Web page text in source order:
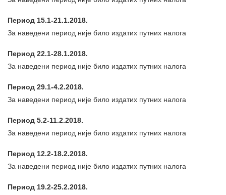
Период 15.1-21.1.2018.
За наведени период није било издатих путних налога
Период 22.1-28.1.2018.
За наведени период није било издатих путних налога
Период 29.1-4.2.2018.
За наведени период није било издатих путних налога
Период 5.2-11.2.2018.
За наведени период није било издатих путних налога
Период 12.2-18.2.2018.
За наведени период није било издатих путних налога
Период 19.2-25.2.2018.